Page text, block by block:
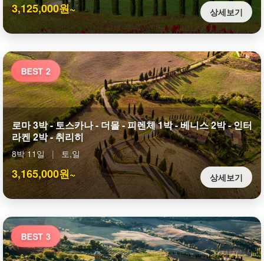
3,125,000원~ 상세보기
BEST 2
로마 3박 - 토스카나 - 더몰 - 피렌체 1박 - 베니스 2박 - 인터
라켄 2박 - 취리히
8박 11일 | 토,일
3,165,000원~ 상세보기
BEST 3